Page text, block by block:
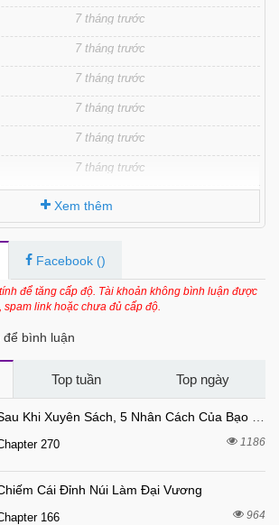
7 tháng trước
7 tháng trước
7 tháng trước
7 tháng trước
7 tháng trước
7 tháng trước
7 tháng trước
7 tháng trước
7 tháng trước
7 tháng trước
Xem thêm
Facebook ()
để tăng cấp độ. Tài khoản không bình luận được
spam link hoặc chưa đủ cấp độ.
để bình luận
Top tuần Top ngày
270 1186
Cái Đỉnh Núi Làm Đại Vương
166 964